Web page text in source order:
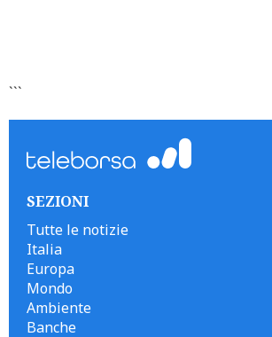
```
SEZIONI
Tutte le notizie
Italia
Europa
Mondo
Ambiente
Banche